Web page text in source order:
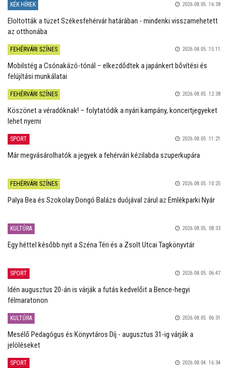
KÉK HÍREK 2026.08.05. 16:38
Eloltották a tüzet Székesfehérvár határában - mindenki visszamehetett
az otthonába
FEHÉRVÁRI SZÍNES 2026.08.05. 15:11
Mobilstég a Csónakázó-tónál – elkezdődtek a japánkert bővítési és
felújítási munkálatai
FEHÉRVÁRI SZÍNES 2026.08.05. 12:38
Köszönet a véradóknak! – folytatódik a nyári kampány, koncertjegyeket
lehet nyerni
SPORT 2026.08.05. 11:21
Már megvásárolhatók a jegyek a fehérvári kézilabda szuperkupára
FEHÉRVÁRI SZÍNES 2026.08.05. 10:25
Palya Bea és Szokolay Dongó Balázs duójával zárul az Emlékparki Nyár
KULTÚRA 2026.08.05. 08:33
Egy héttel később nyit a Széna Téri és a Zsolt Utcai Tagkönyvtár
SPORT 2026.08.05. 06:47
Idén augusztus 20-án is várják a futás kedvelőit a Bence-hegyi
félmaratonon
KULTÚRA 2026.08.05. 06:31
Mesélő Pedagógus és Könyvtáros Díj - augusztus 31-ig várják a
jelöléseket
SPORT 2026.08.04. 16:34